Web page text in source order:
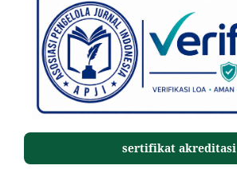
sertifikat akreditasi